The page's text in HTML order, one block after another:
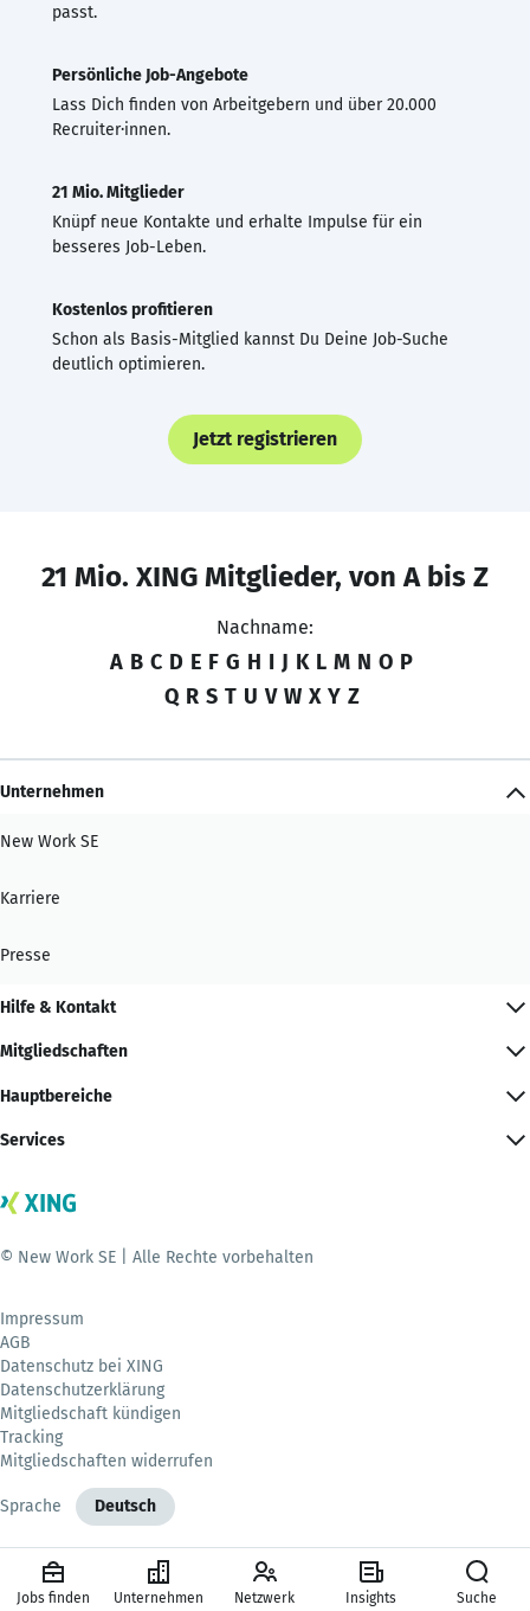
passt.
Persönliche Job-Angebote
Lass Dich finden von Arbeitgebern und über 20.000
Recruiter·innen.
21 Mio. Mitglieder
Knüpf neue Kontakte und erhalte Impulse für ein
besseres Job-Leben.
Kostenlos profitieren
Schon als Basis-Mitglied kannst Du Deine Job-Suche
deutlich optimieren.
Jetzt registrieren
21 Mio. XING Mitglieder, von A bis Z
Nachname:
A B C D E F G H I J K L M N O P
Q R S T U V W X Y Z
Unternehmen
New Work SE
Karriere
Presse
Hilfe & Kontakt
Mitgliedschaften
Hauptbereiche
Services
© New Work SE | Alle Rechte vorbehalten
Impressum
AGB
Datenschutz bei XING
Datenschutzerklärung
Mitgliedschaft kündigen
Tracking
Mitgliedschaften widerrufen
Sprache Deutsch
Jobs finden Unternehmen Netzwerk Insights Suche